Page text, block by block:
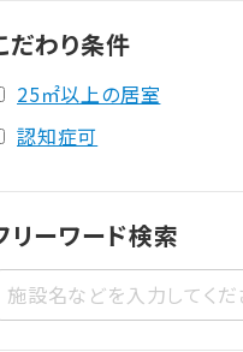
だわり条件
25㎡以上の居室
認知症可
リーワード検索